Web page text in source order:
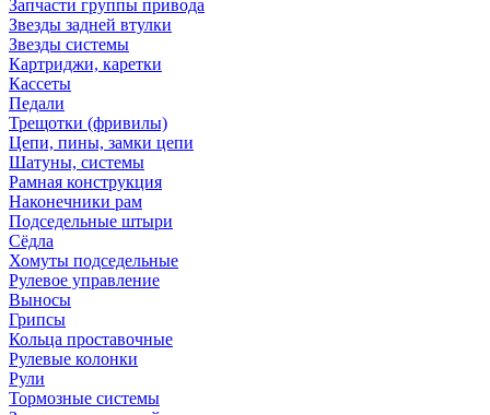
Запчасти группы привода
Звезды задней втулки
Звезды системы
Картриджи, каретки
Кассеты
Педали
Трещотки (фривилы)
Цепи, пины, замки цепи
Шатуны, системы
Рамная конструкция
Наконечники рам
Подседельные штыри
Сёдла
Хомуты подседельные
Рулевое управление
Выносы
Грипсы
Кольца проставочные
Рулевые колонки
Рули
Тормозные системы